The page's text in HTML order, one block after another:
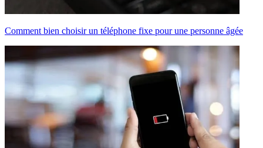
Comment bien choisir un téléphone fixe pour une personne âgée